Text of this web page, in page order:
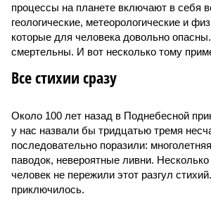
процессы на планете включают в себя
геологические, метеорологические и
которые для человека довольно
смертельны. И вот несколько тому
Все стихии сразу
Около 100 лет назад в Поднебесной
у нас назвали бы тридцатью тремя
последовательно поразили:
паводок, невероятные ливни.
человек не пережили этот разгул
приключилось.